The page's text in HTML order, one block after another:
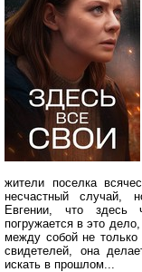
жители поселка
несчастный случай,
Евгении, что здесь
погружается в это
между собой не только
свидетелей, она
искать в прошлом...